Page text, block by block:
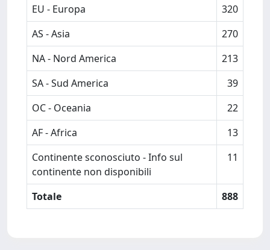
EU - Europa
320
AS - Asia
270
NA - Nord America
213
SA - Sud America
39
OC - Oceania
22
AF - Africa
13
Continente sconosciuto - Info sul
continente non disponibili
11
Totale 888